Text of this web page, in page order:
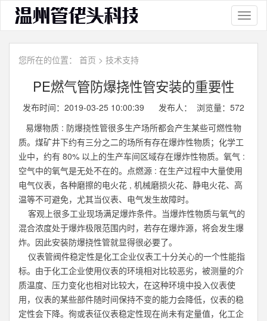
您所在的位置： 首页 > 技术支持
PE燃气管防爆挠性管安装的重要性
发布时间：2019-03-25 10:00:39 发布人： 浏览量： 572
易爆物质 : 防爆挠性管很多生产场所都会产生某些可燃性物
质。煤矿井下约有三分之二的场所有存在爆炸性物质；化学工
业中，约有 80% 以上的生产车间区域存在爆炸性物质。氧气 :
空气中的氧气是无处不在的。点燃源 : 在生产过程中大量使用
电气仪表，各种磨擦的电火花 , 机械磨损火花、静电火花、高
温等不可避免，尤其当仪表、电气发生故障时。
客观上很多工业现场满足爆炸条件。当爆炸性物质与氧气的
混合浓度处于爆炸极限范围内时，若存在爆炸源，将会发生爆
炸。因此安装防爆挠性管就显得很必要了。
仪表管阀件稳定性是化工企业仪表工十分关心的一个性能指
标。由于化工企业使用仪表的环境相对比较恶劣，被测量的介
质温度、压力变化也相对比较大，在这种环境中投入仪表使
用，仪表的某些部件随时间保持不变的能力会降低，仪表的稳
定性会下降。徇或表征仪表稳定性现在尚未有定量值，化工企